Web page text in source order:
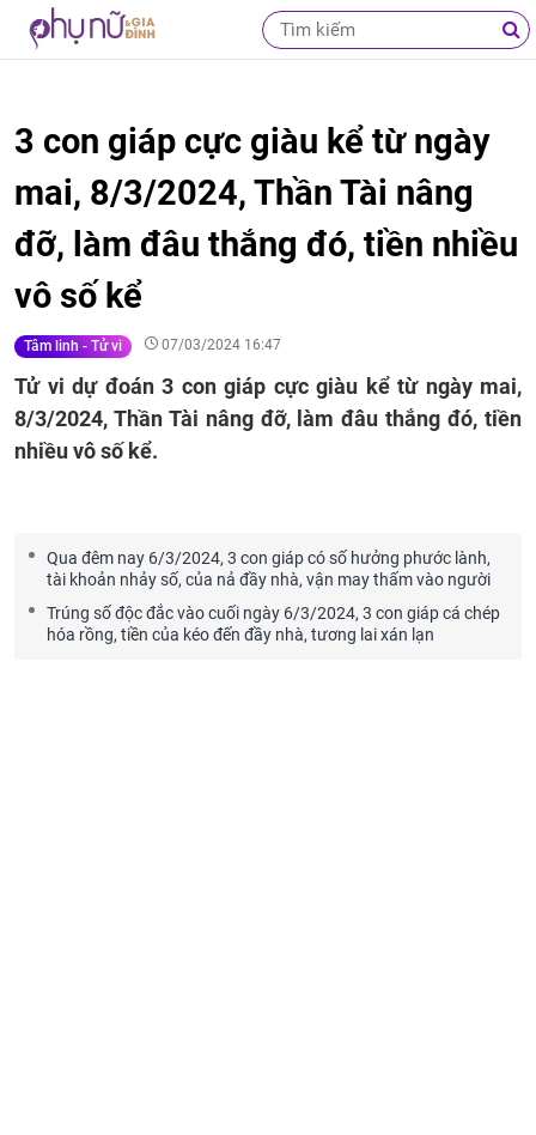
3 con giáp cực giàu kể từ ngày
mai, 8/3/2024, Thần Tài nâng
đỡ, làm đâu thắng đó, tiền nhiều
vô số kể
Tâm linh - Tử vi 07/03/2024 16:47
Tử vi dự đoán 3 con giáp cực giàu kể từ ngày mai,
8/3/2024, Thần Tài nâng đỡ, làm đâu thắng đó, tiền
nhiều vô số kể.
Qua đêm nay 6/3/2024, 3 con giáp có số hưởng phước lành,
tài khoản nhảy số, của nả đầy nhà, vận may thấm vào người
Trúng số độc đắc vào cuối ngày 6/3/2024, 3 con giáp cá chép
hóa rồng, tiền của kéo đến đầy nhà, tương lai xán lạn